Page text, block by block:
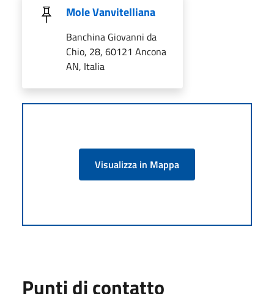
Mole Vanvitelliana
Banchina Giovanni da
Chio, 28, 60121 Ancona
AN, Italia
Visualizza in Mappa
Punti di contatto